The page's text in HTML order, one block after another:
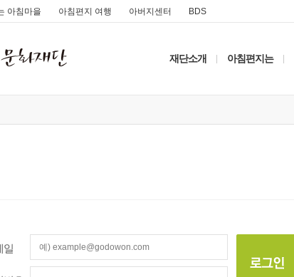
아침마을 아침편지 여행 아버지센터 BDS
재단소개 아침편지는
일